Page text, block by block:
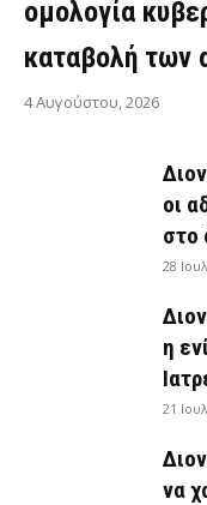
ομολογία
καταβολή των
4 Αυγούστου, 2026
οι
στο
28
η
21
να